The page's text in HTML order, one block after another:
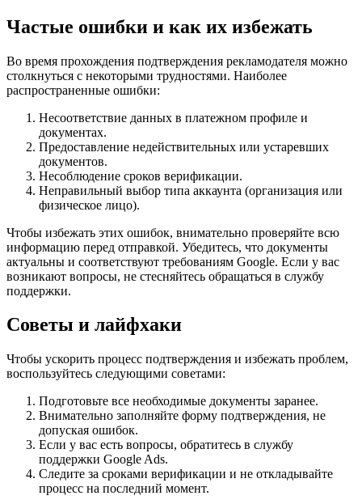
Частые ошибки и как их избежать
Во время прохождения подтверждения рекламодателя можно
столкнуться с некоторыми трудностями. Наиболее
распространенные ошибки:
Несоответствие данных в платежном профиле и
документах.
Предоставление недействительных или устаревших
документов.
Несоблюдение сроков верификации.
Неправильный выбор типа аккаунта (организация или
физическое лицо).
Чтобы избежать этих ошибок, внимательно проверяйте всю
информацию перед отправкой. Убедитесь, что документы
актуальны и соответствуют требованиям Google. Если у вас
возникают вопросы, не стесняйтесь обращаться в службу
поддержки.
Советы и лайфхаки
Чтобы ускорить процесс подтверждения и избежать проблем,
воспользуйтесь следующими советами:
Подготовьте все необходимые документы заранее.
Внимательно заполняйте форму подтверждения, не
допуская ошибок.
Если у вас есть вопросы, обратитесь в службу
поддержки Google Ads.
Следите за сроками верификации и не откладывайте
процесс на последний момент.